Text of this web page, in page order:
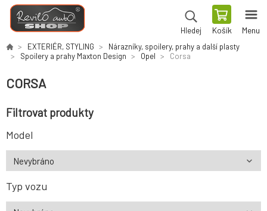
Hledej Košík Menu
EXTERIÉR, STYLING
Nárazníky, spoilery, prahy a další plasty
Spoilery a prahy Maxton Design
Opel Corsa
CORSA
Filtrovat produkty
Model
Typ vozu